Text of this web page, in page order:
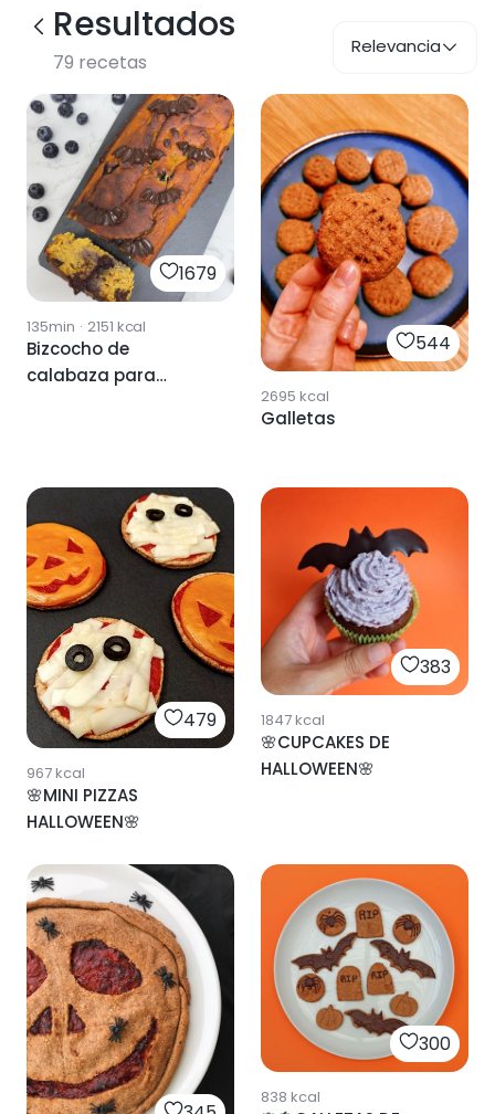
Resultados
79 recetas
Relevancia
1679
135min · 2151 kcal
Bizcocho de
calabaza para
544
2695 kcal
Galletas
479
967kcal
🌸MINI PIZZAS
HALLOWEEN🌸
383
1847kcal
🌸CUPCAKES DE
HALLOWEEN🌸
300
838 kcal